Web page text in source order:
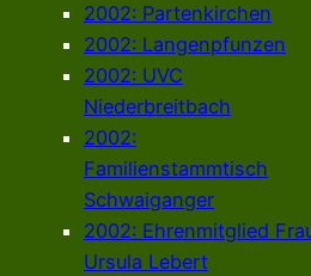
2002: Partenkirchen
2002: Langenpfunzen
2002: UVC
Niederbreitbach
2002:
Familienstammtisch
Schwaiganger
2002: Ehrenmitglied
Ursula Lebert